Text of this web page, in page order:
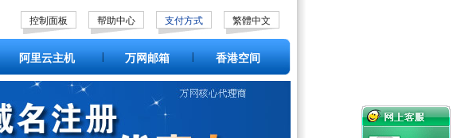
控制面板 帮助中心 支付方式 繁體中文
阿里云主机 万网邮箱 香港空间